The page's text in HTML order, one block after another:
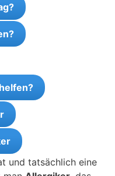
und tatsächlich eine